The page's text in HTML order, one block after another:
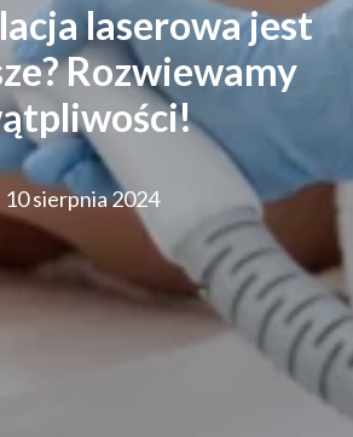
laserowa jest
Rozwiewamy
10 sierpnia 2024